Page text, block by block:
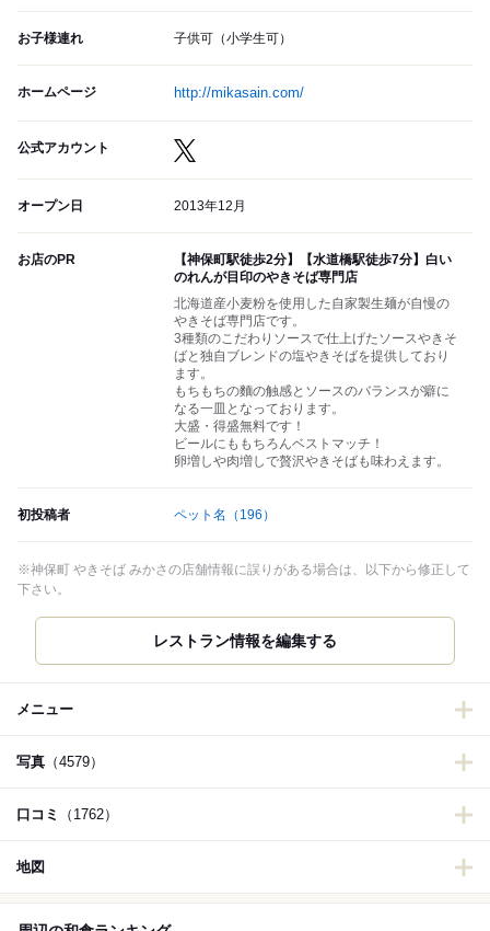
お子様連れ 子供可（小学生可）
ホームページ http://mikasain.com/
公式アカウント
オープン日 2013年12月
お店のPR
【神保町駅徒歩2分】【水道橋駅徒歩7分】白い
のれんが目印のやきそば専門店
北海道産小麦粉を使用した自家製生麺が自慢の
やきそば専門店です。
3種類のこだわりソースで仕上げたソースやきそ
ばと独自ブレンドの塩やきそばを提供しており
ます。
もちもちの麵の触感とソースのバランスが癖に
なる一皿となっております。
大盛・得盛無料です！
ビールにももちろんベストマッチ！
卵増しや肉増しで贅沢やきそばも味わえます。
初投稿者 ペット名 （196）
※神保町 やきそば みかさの店舗情報に誤りがある場合は、以下から修正して
下さい。
レストラン情報を編集する
メニュー
写真 （4579）
口コミ （1762）
地図